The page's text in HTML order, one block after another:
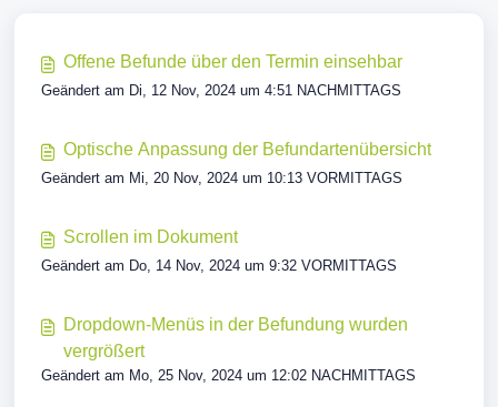
Offene Befunde über den Termin einsehbar
Geändert am Di, 12 Nov, 2024 um 4:51 NACHMITTAGS
Optische Anpassung der Befundartenübersicht
Geändert am Mi, 20 Nov, 2024 um 10:13 VORMITTAGS
Scrollen im Dokument
Geändert am Do, 14 Nov, 2024 um 9:32 VORMITTAGS
Dropdown-Menüs in der Befundung wurden
vergrößert
Geändert am Mo, 25 Nov, 2024 um 12:02 NACHMITTAGS